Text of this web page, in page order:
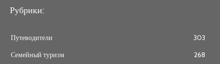
Рубрики:
Путеводители
303
Семейный туризм
268